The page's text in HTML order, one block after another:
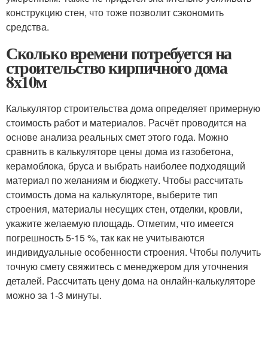
конструкцию стен, что тоже позволит сэкономить
средства.
Сколько времени потребуется на
строительство кирпичного дома
8х10м
Калькулятор строительства дома определяет примерную
стоимость работ и материалов. Расчёт проводится на
основе анализа реальных смет этого года. Можно
сравнить в калькуляторе цены дома из газобетона,
керамоблока, бруса и выбрать наиболее подходящий
материал по желаниям и бюджету. Чтобы рассчитать
стоимость дома на калькуляторе, выберите тип
строения, материалы несущих стен, отделки, кровли,
укажите желаемую площадь. Отметим, что имеется
погрешность 5-15 %, так как не учитываются
индивидуальные особенности строения. Чтобы получить
точную смету свяжитесь с менеджером для уточнения
деталей. Рассчитать цену дома на онлайн-калькуляторе
можно за 1-3 минуты.